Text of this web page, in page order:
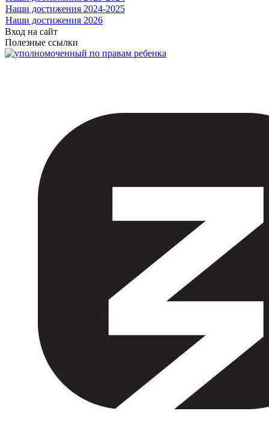
Наши достижения 2024-2025
Наши достижения 2026
Вход на сайт
Полезные ссылки